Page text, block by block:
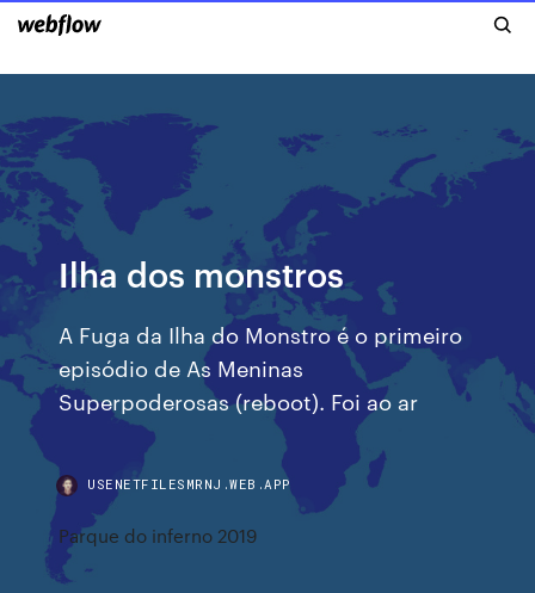
Ilha dos monstros
A Fuga da Ilha do Monstro é o primeiro
episódio de As Meninas
Superpoderosas (reboot). Foi ao ar
USENETFILESMRNJ.WEB.APP
Parque do inferno 2019